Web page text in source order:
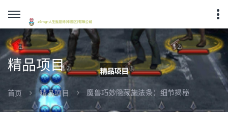
精品项目
首页 精品项目 魔兽巧妙隐藏施法条：细节揭秘